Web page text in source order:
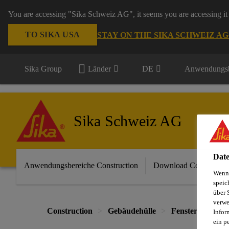
You are accessing "Sika Schweiz AG", it seems you are
TO SIKA USA STAY ON THE SIKA SCHWEIZ
Sika Group Länder DE
Sika Schweiz AG
Anwendungsbereiche Construction Download Center
Construction Gebäudehülle Fenster,
über
ein